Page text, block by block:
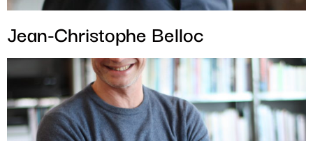
Jean-Christophe Belloc